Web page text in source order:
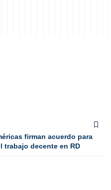
firman acuerdo para
trabajo decente en RD